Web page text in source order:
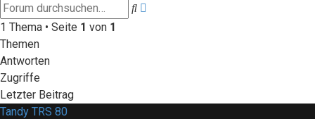
Suche
1 Thema • Seite 1 von 1
Themen
Antworten
Zugriffe
Letzter Beitrag
Tandy TRS 80